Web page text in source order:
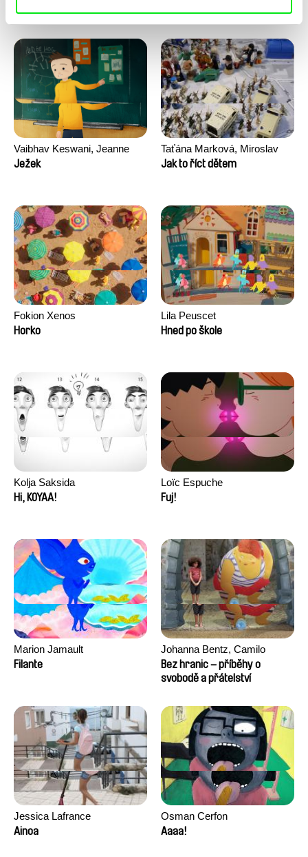
Vaibhav Keswani, Jeanne
Laureau, Colombine Majou,
Ježek
Taťána Marková, Miroslav
Trejtnar
Jak to říct dětem
Fokion Xenos
Horko
Lila Peuscet
Hned po škole
Kolja Saksida
Hi, KOYAA!
Loïc Espuche
Fuj!
Marion Jamault
Filante
Johanna Bentz, Camilo
Colmenares, Sandra Dajani,
Madeleine Dallmeyer, Nazgol
Khaled Nawal, Nada Riyad
Bez hranic – příběhy o
svobodě a přátelství
Jessica Lafrance
Ainoa
Osman Cerfon
Aaaa!